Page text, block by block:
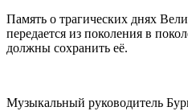
Память о трагических днях
передается из поколения в
должны сохранить её.
Музыкальный руководитель